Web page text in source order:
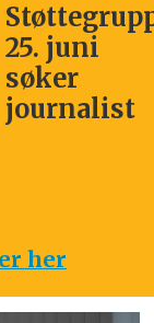
25. juni
søker
journalist
her